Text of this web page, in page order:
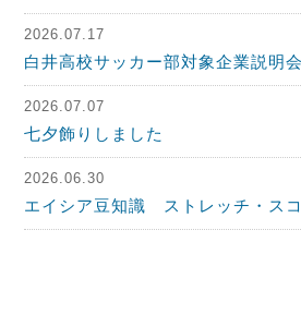
2026.07.17
白井高校サッカー部対象企業説明会
2026.07.07
七夕飾りしました
2026.06.30
エイシア豆知識 ストレッチ・ス